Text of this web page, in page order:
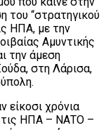
του “στρατηγικού
ΗΠΑ, με την
Αμυντικής
την άμεση
στη Λάρισα,
είκοσι χρόνια
τις ΗΠΑ – ΝΑΤΟ –